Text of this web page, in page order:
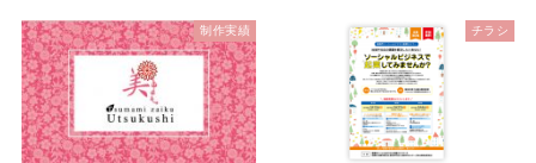
制作実績 チラシ